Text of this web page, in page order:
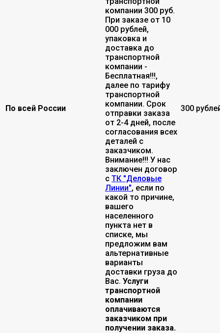
По всей России
компании 300 руб.
При заказе от 10
000 рублей,
упаковка и
доставка до
транспортной
компании -
Бесплатная!!!,
далее по тарифу
транспортной
компании. Срок
отправки заказа
от 2-4 дней, после
согласования всех
деталей с
заказчиком.
Внимание!!! У нас
заключен договор
с ТК "Деловые
Линии", если по
какой то причине,
вашего
населенного
пункта нет в
списке, мы
предложим вам
альтернативные
варианты
доставки груза до
Вас. Услуги
транспортной
компании
оплачиваются
заказчиком при
получении заказа.
300